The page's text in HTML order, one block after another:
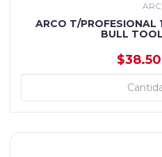
ARCO T/
BULL
+